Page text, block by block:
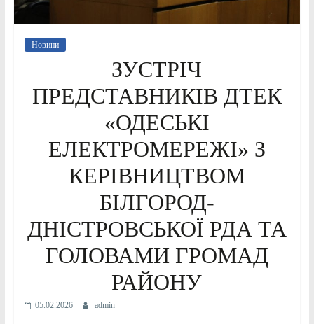
Новини
ЗУСТРІЧ
ПРЕДСТАВНИКІВ ДТЕК
«ОДЕСЬКІ
ЕЛЕКТРОМЕРЕЖІ» З
КЕРІВНИЦТВОМ
БІЛГОРОД-
ДНІСТРОВСЬКОЇ РДА ТА
ГОЛОВАМИ ГРОМАД
РАЙОНУ
05.02.2026 admin